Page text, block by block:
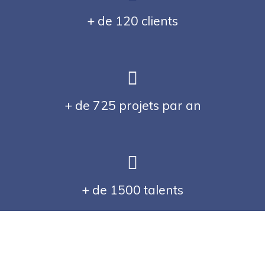
+ de 120 clients
+ de 725 projets par an
+ de 1500 talents